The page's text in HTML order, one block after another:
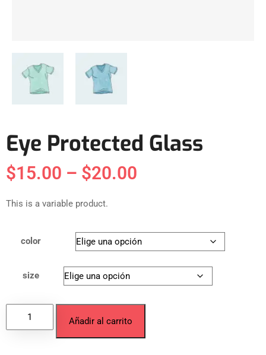
Eye Protected Glass
$15.00 – $20.00
This is a variable product.
color
size
Añadir al carrito